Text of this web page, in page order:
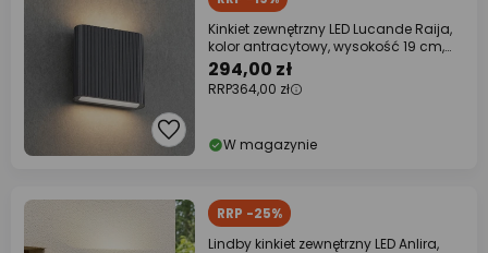
Kinkiet zewnętrzny LED Lucande Raija,
kolor antracytowy, wysokość 19 cm,
CCT
294,00 zł
RRP364,00 zł
W magazynie
RRP -25%
Lindby kinkiet zewnętrzny LED Anlira,